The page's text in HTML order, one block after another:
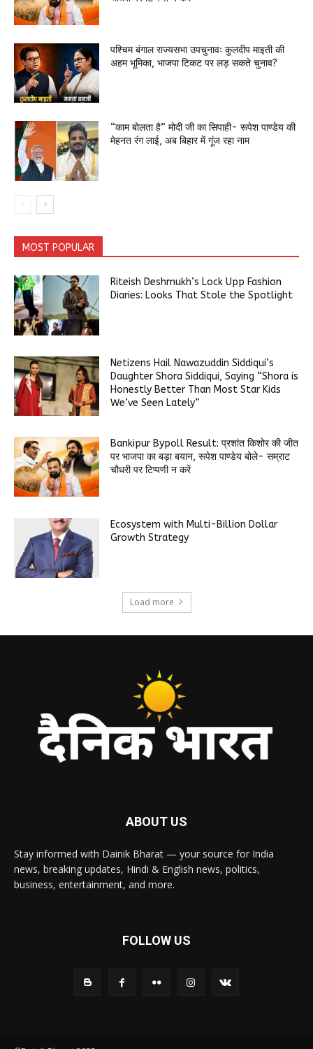
पश्चिम बंगाल राज्यसभा उपचुनावः कुलदीप माइती की
अहम भूमिका, भाजपा टिकट पर लड़ सकते चुनाव?
“काम बोलता है” मोदी जी का सिपाही- रूपेश पाण्डेय की
मेहनत रंग लाई, अब बिहार में गूंज रहा नाम
MOST POPULAR
Riteish Deshmukh’s Lock Upp Fashion
Diaries: Looks That Stole the Spotlight
Netizens Hail Nawazuddin Siddiqui’s
Daughter Shora Siddiqui, Saying “Shora is
Honestly Better Than Most Star Kids
We’ve Seen Lately”
Bankipur Bypoll Result: प्रशांत किशोर की जीत
पर भाजपा का बड़ा बयान, रूपेश पाण्डेय बोले- सम्राट
चौधरी पर टिप्पणी न करें
Ecosystem with Multi-Billion Dollar
Growth Strategy
Load more
ABOUT US
Stay informed with Dainik Bharat — your source for India
news, breaking updates, Hindi & English news, politics,
business, entertainment, and more.
FOLLOW US